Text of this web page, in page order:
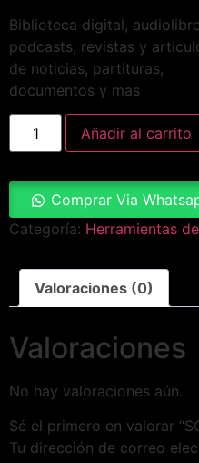
Biblioteca digital,
podcasts, revistas y
de noticias, partituras,
documentos y mas
Añadir al carrito
Comprar Via
Categoría: Herramientas
Valoraciones (0)
Valoraciones
No hay valoraciones aún.
Sé el primero en valorar
Tu dirección de correo